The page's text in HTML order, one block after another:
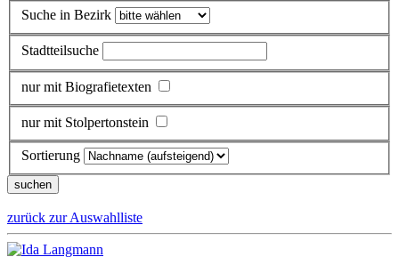
Suche in Bezirk
Stadtteilsuche
nur mit Biografietexten
nur mit Stolpertonstein
Sortierung
zurück zur Auswahlliste